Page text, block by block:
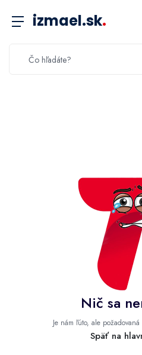
izmael.sk.
Nič sa
Je nám ľúto, ale
Späť na